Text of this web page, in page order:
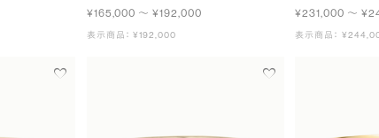
¥165,000 〜 ¥192,000
表示商品： ¥192,000
¥231,000 〜
表示商品：